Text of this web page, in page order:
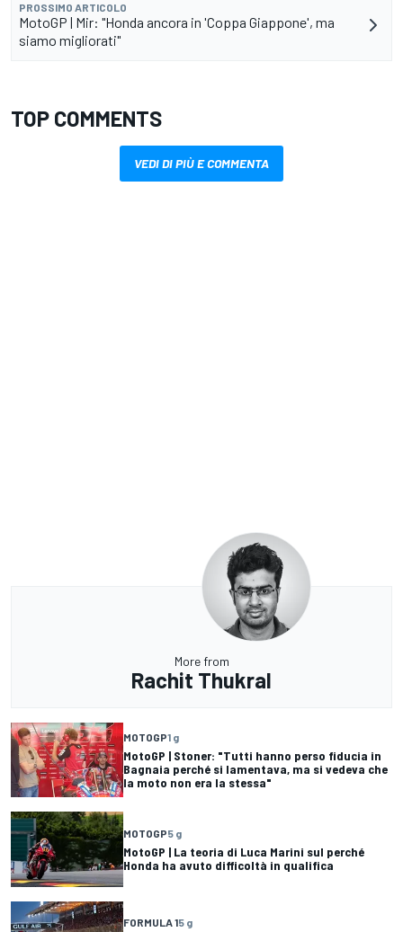
PROSSIMO ARTICOLO
MotoGP | Mir: "Honda ancora in 'Coppa Giappone', ma
siamo migliorati"
TOP COMMENTS
VEDI DI PIÙ E COMMENTA
More from
Rachit Thukral
MOTOGP1 g
MotoGP | Stoner: "Tutti hanno perso fiducia in
Bagnaia perché si lamentava, ma si vedeva che
la moto non era la stessa"
MOTOGP5 g
MotoGP | La teoria di Luca Marini sul perché
Honda ha avuto difficoltà in qualifica
FORMULA 15 g